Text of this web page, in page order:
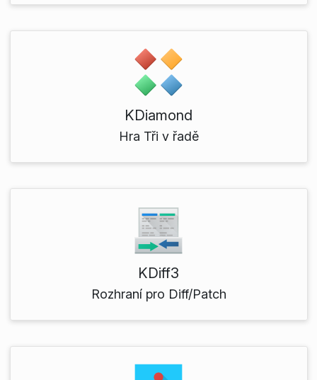
KDiamond
Hra Tři v řadě
KDiff3
Rozhraní pro Diff/Patch